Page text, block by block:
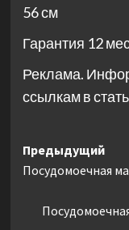
56 см
Гарантия 12
Реклама.
ссылкам в
Навигация
записи
Предыдущий
Посудомоечная